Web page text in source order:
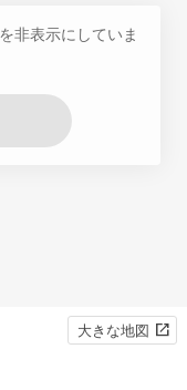
非表示にしていま
大きな地図